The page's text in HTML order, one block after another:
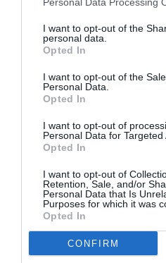
I want to opt-out of the
personal data.
Opted In
I want to opt-out of the
Personal Data.
Opted In
I want to opt-out of
Personal Data for Targeted
Opted In
I want to opt-out of
Retention, Sale, and/or
Personal Data that Is
Purposes for which it was
Opted In
CONFIRM
ΕΚΔΟΣΕΙΣ OPERA
Newsletter
Κάθε βδομάδα στο e-mail
την Τέχνη και τον Πολιτισμό!